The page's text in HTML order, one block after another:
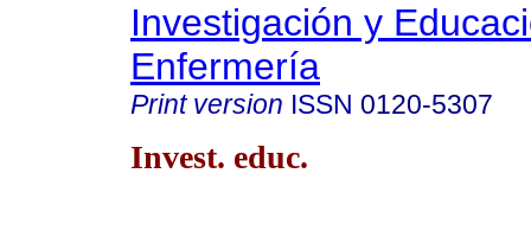
Investigación y
Enfermería
Print version ISSN 0120-5307
Invest. educ.